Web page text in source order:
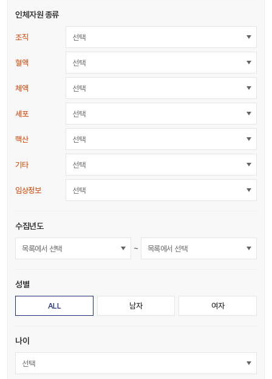
인체자원 종류
조직 선택
혈액 선택
체액 선택
세포 선택
핵산 선택
기타 선택
임상정보 선택
수집년도
~
성별
ALL 남자 여자
나이
선택